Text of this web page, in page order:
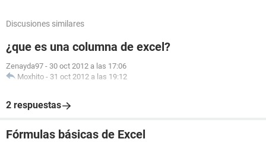
Discusiones similares
¿que es una columna de excel?
Zenayda97 - 30 oct 2012 a las 17:06
Moxhito - 31 oct 2012 a las 19:12
2 respuestas
Fórmulas básicas de Excel